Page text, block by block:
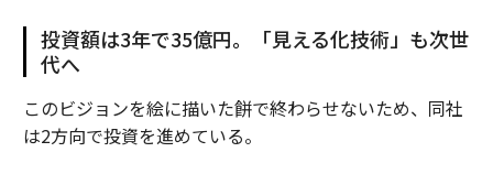
投資額は3年で35億円。「見える化技術」も次世
代へ
このビジョンを絵に描いた餅で終わらせないため、同社
は2方向で投資を進めている。